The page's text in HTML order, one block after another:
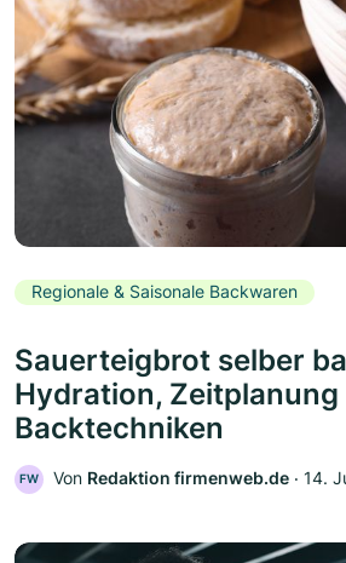
Regionale & Saisonale Backwaren
Sauerteigbrot selber
Hydration, Zeitplanung
Backtechniken
FW Von Redaktion firmenweb.de ‧ 14.